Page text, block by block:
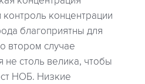
концентрации
благоприятны для
втором случае
не столь велика, чтобы
НОБ. Низкие